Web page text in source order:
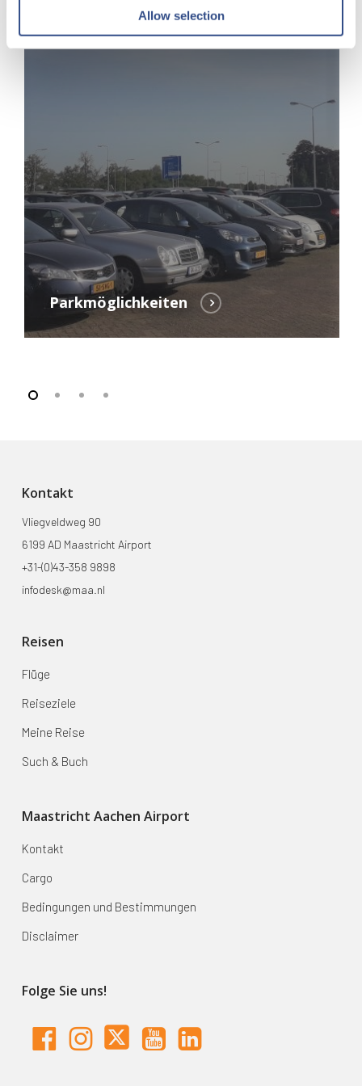
Allow selection
Parkmöglichkeiten
Kontakt
Vliegveldweg 90
6199 AD Maastricht Airport
+31-(0)43-358 9898
infodesk@maa.nl
Reisen
Flüge
Reiseziele
Meine Reise
Such & Buch
Maastricht Aachen Airport
Kontakt
Cargo
Bedingungen und Bestimmungen
Disclaimer
Folge Sie uns!